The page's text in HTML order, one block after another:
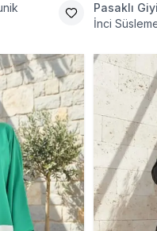
Pasaklı
İnci